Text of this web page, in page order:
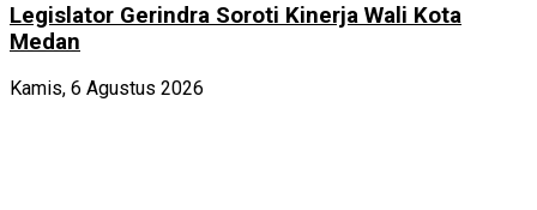
Legislator Gerindra Soroti Kinerja Wali Kota
Medan
Kamis, 6 Agustus 2026